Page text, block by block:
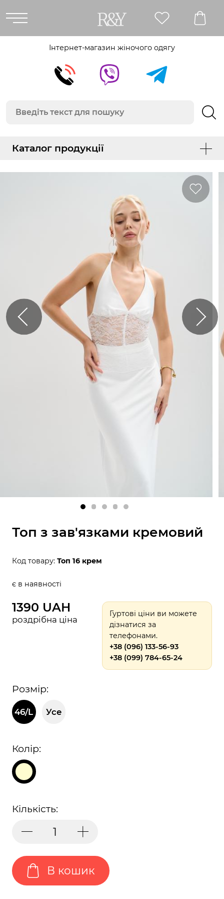
Інтернет-магазин жіночого одягу
Каталог продукції
Топ з зав'язками кремовий
Код товару: Топ 16 крем
є в наявності
1390 UAH
роздрібна ціна
Гуртові ціни ви можете
дізнатися за
телефонами.
+38 (096) 133-56-93
+38 (099) 784-65-24
Розмір:
46/L Усе
Колір:
Кількість:
В кошик